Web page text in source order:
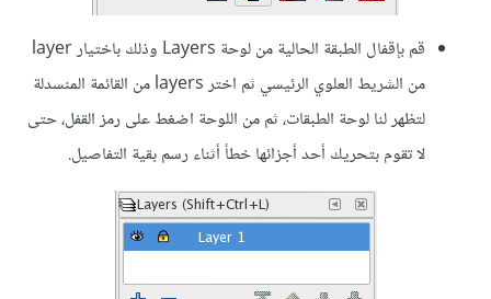
قم بإقفال الطبقة الحالية من لوحة Layers وذلك باختيار layer
من الشريط العلوي الرئيسي ثم اختر layers من القائمة المنسدلة
لتظهر لنا لوحة الطبقات، ثم من اللوحة اضغط على رمز القفل، حتى
لا تقوم بتحريك أحد أجزائها خطأ أثناء رسم بقية التفاصيل.